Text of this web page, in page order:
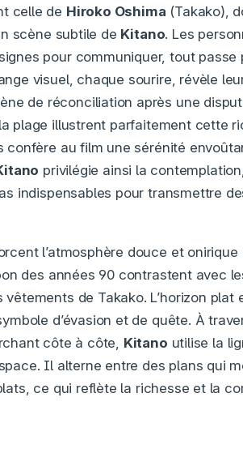
celle de Hiroko Oshima (Takako),
scène subtile de Kitano. Les
pour communiquer, tout passe
visuel, chaque sourire, révèle
de réconciliation après une
plage illustrent parfaitement cette
confère au film une sérénité
privilégie ainsi la
indispensables pour transmettre
l’atmosphère douce et
des années 90 contrastent avec
de Takako. L’horizon plat
d’évasion et de quête. À
côte à côte, Kitano utilise la
Il alterne entre des plans qui
ce qui reflète la richesse et la